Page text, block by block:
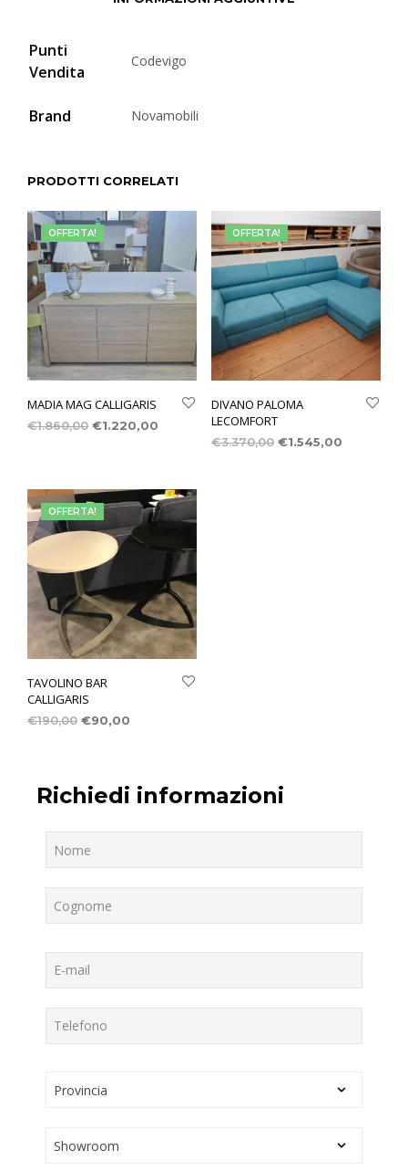
Punti
Vendita
Codevigo
Brand Novamobili
PRODOTTI CORRELATI
OFFERTA!
MADIA MAG CALLIGARIS
€1.860,00 €1.220,00
OFFERTA!
DIVANO PALOMA
LECOMFORT
€3.370,00 €1.545,00
OFFERTA!
TAVOLINO BAR
CALLIGARIS
€190,00 €90,00
Richiedi informazioni